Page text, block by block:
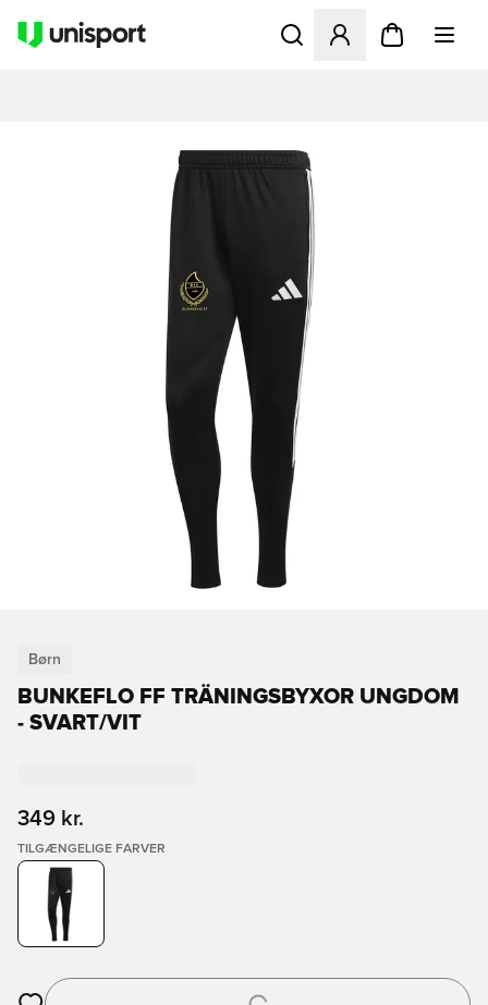
Åbner en Modal til at
Børn
BUNKEFLO FF TRÄNINGSBYXOR UNGDOM
- SVART/VIT
349 kr.
TILGÆNGELIGE FARVER